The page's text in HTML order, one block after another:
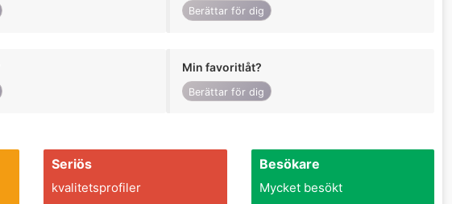
Berättar för dig
Min favoritlåt?
Berättar för dig
Seriös
kvalitetsprofiler
Besökare
Mycket besökt